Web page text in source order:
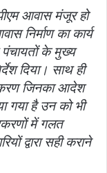
आवास मंजूर हो
निर्माण का कार्य
के मुख्य
दिया। साथ ही
जिनका आदेश
गया है उन को भी
में गलत
द्वारा सही कराने